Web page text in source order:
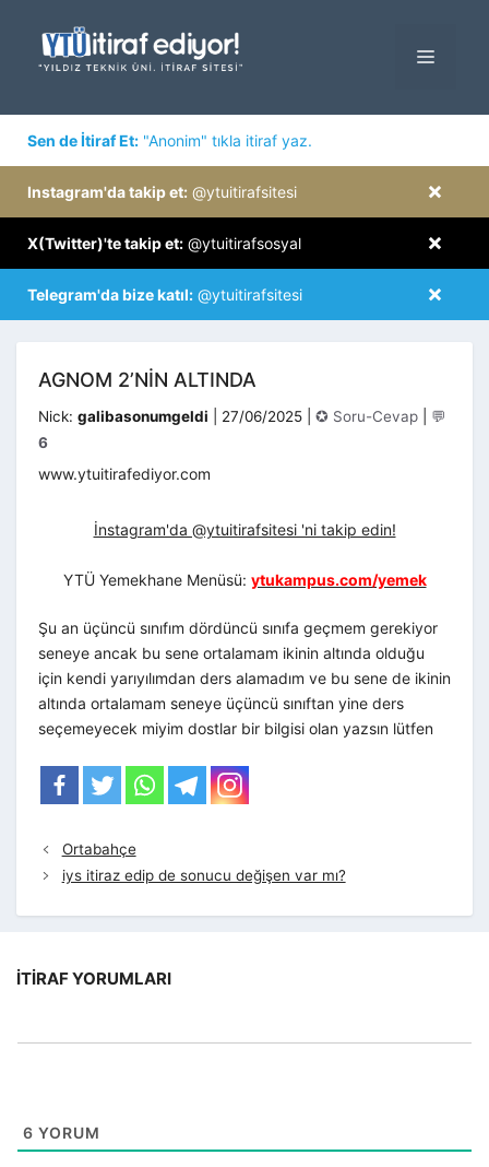
MENÜ
Sen de İtiraf Et: "Anonim" tıkla itiraf yaz.
×
Instagram'da takip et: @ytuitirafsitesi
×
X(Twitter)'te takip et: @ytuitirafsosyal
×
Telegram'da bize katıl: @ytuitirafsitesi
AGNOM 2’NIN ALTINDA
Nick: galibasonumgeldi 27/06/2025 Kategoriler
✪ Soru-Cevap
💬
6
www.ytuitirafediyor.com
İnstagram'da @ytuitirafsitesi 'ni takip edin!
YTÜ Yemekhane Menüsü: ytukampus.com/yemek
Şu an üçüncü sınıfım dördüncü sınıfa geçmem gerekiyor
seneye ancak bu sene ortalamam ikinin altında olduğu
için kendi yarıyılımdan ders alamadım ve bu sene de ikinin
altında ortalamam seneye üçüncü sınıftan yine ders
seçemeyecek miyim dostlar bir bilgisi olan yazsın lütfen
Ortabahçe
iys itiraz edip de sonucu değişen var mı?
İTIRAF YORUMLARI
6 YORUM